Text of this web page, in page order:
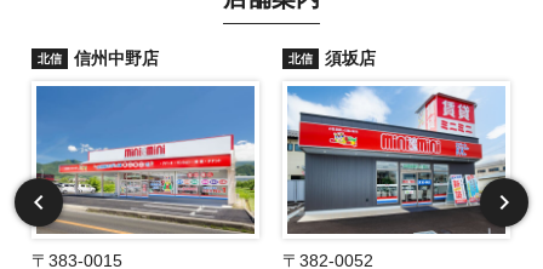
北信 信州中野店
〒383-0015
北信 須坂店
〒382-0052